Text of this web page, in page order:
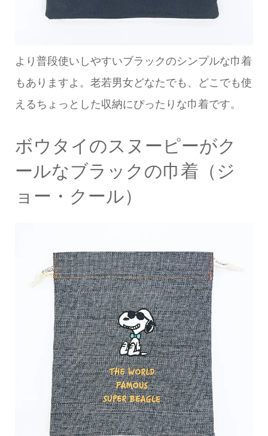
より普段使いしやすいブラックのシンプルな巾着
もありますよ。老若男女どなたでも、どこでも使
えるちょっとした収納にぴったりな巾着です。
ボウタイのスヌーピーがク
ールなブラックの巾着（ジ
ョー・クール）